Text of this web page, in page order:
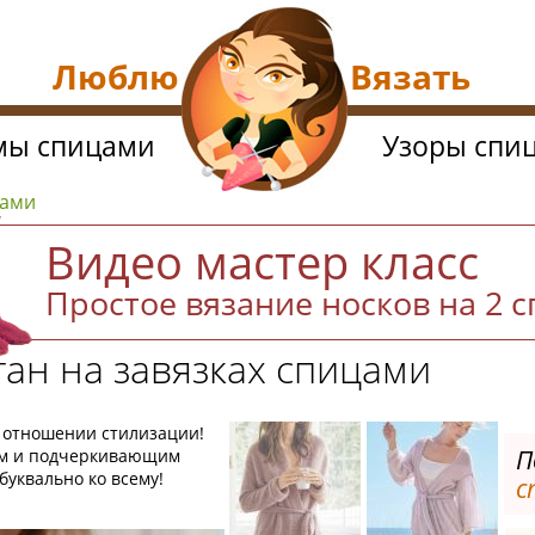
Видео мастер класс
Простое вязание носков на 2
на завязках спицами
стилизации!
и подчеркивающим
ко всему!
спицами Узоры
Люблю Вязать